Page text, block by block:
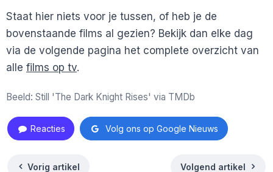
Staat hier niets voor je tussen, of heb je de
bovenstaande films al gezien? Bekijk dan elke dag
via de volgende pagina het complete overzicht van
alle films op tv.
Beeld: Still 'The Dark Knight Rises' via TMDb
Reacties Volg ons op Google Nieuws
Vorig artikel Volgend artikel